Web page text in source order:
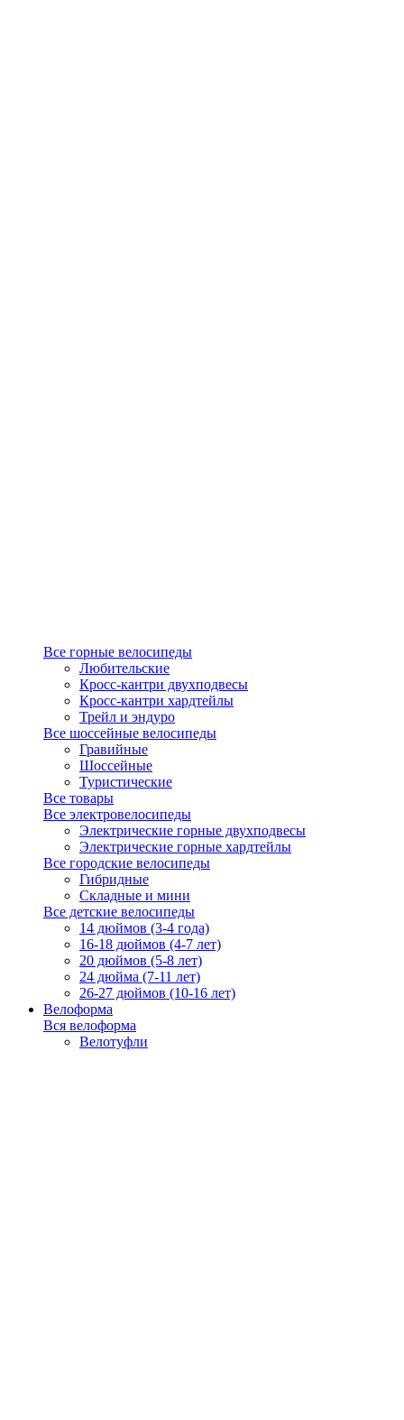
Все горные велосипеды
Любительские
Кросс-кантри двухподвесы
Кросс-кантри хардтейлы
Трейл и эндуро
Все шоссейные велосипеды
Гравийные
Шоссейные
Туристические
Все товары
Все электровелосипеды
Электрические горные двухподвесы
Электрические горные хардтейлы
Все городские велосипеды
Гибридные
Складные и мини
Все детские велосипеды
14 дюймов (3-4 года)
16-18 дюймов (4-7 лет)
20 дюймов (5-8 лет)
24 дюйма (7-11 лет)
26-27 дюймов (10-16 лет)
Велоформа
Вся велоформа
Велотуфли